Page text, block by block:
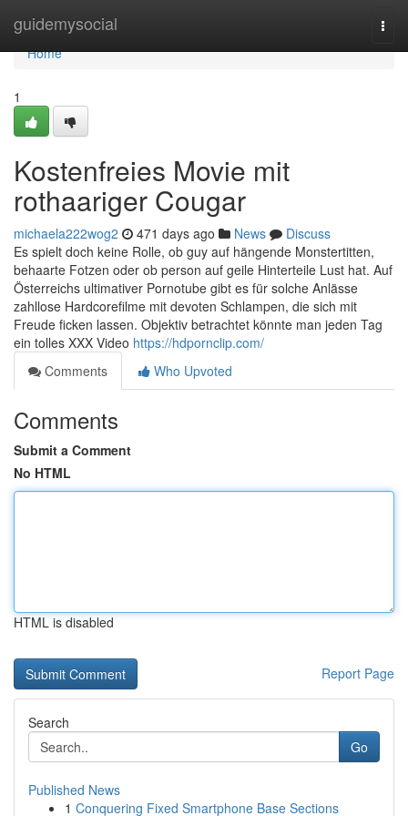
guidemysocial
Home
Home
1
Kostenfreies Movie mit
rothaariger Cougar
michaela222wog2 471 days ago News
Discuss
Es spielt doch keine Rolle, ob guy auf hängende Monstertitten,
behaarte Fotzen oder ob person auf geile Hinterteile Lust hat. Auf
Österreichs ultimativer Pornotube gibt es für solche Anlässe
zahllose Hardcorefilme mit devoten Schlampen, die sich mit
Freude ficken lassen. Objektiv betrachtet könnte man jeden Tag
ein tolles XXX Video https://hdpornclip.com/
Comments
Who Upvoted
Comments
Submit a Comment
No HTML
HTML is disabled
Report Page
Search
Go
Published News
1 Conquering Fixed Smartphone Base Sections